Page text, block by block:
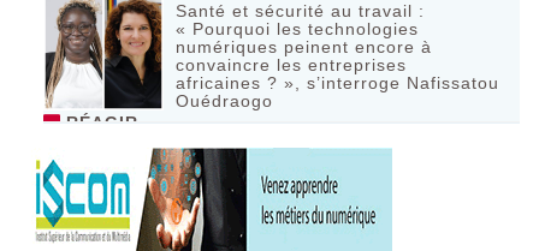
Santé et sécurité au travail :
« Pourquoi les technologies
numériques peinent encore à
convaincre les entreprises
africaines ? », s’interroge Nafissatou
Ouédraogo
RÉAGIR